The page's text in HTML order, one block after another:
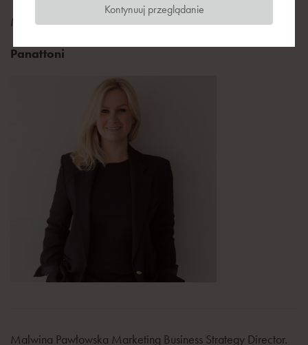
Marketing Business Strategy Director
Panattoni
Malwina Pawłowska Marketing Business Strategy Director.
Kontynuuj przeglądanie